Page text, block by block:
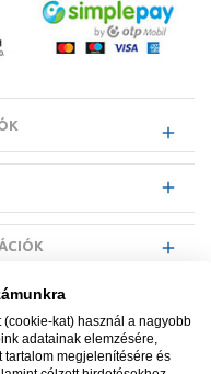
kat) használ a nagyobb
adatainak elemzésére,
tartalom megjelenítésére és